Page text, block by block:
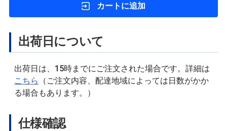
カートに追加
出荷日について
出荷日は、15時までにご注文された場合です。詳細は
こちら
（ご注文内容、配達地域によっては日数がかか
る場合もあります。）
仕様確認